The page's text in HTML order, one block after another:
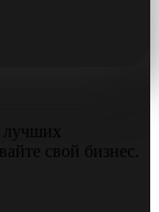
лучших
свой бизнес.